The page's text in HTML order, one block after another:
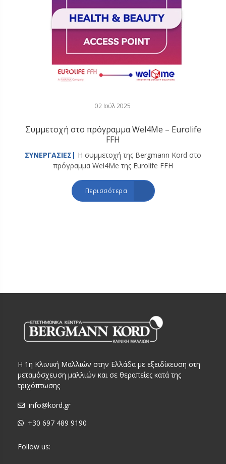
02 Ιούλ 2025
Συμμετοχή στο πρόγραμμα Wel4Me – Eurolife
FFH
ΣΥΝΕΡΓΑΣΙΕΣ| Η συμμετοχή της Bergmann Kord στο
πρόγραμμα Wel4Me της Eurolife FFH
Περισσότερα
Η 1η Κλινική Μαλλιών στην Ελλάδα με εξειδίκευση στη
μεταμόσχευση μαλλιών και σε θεραπείες κατά της
τριχόπτωσης
info@kord.gr
+30 697 489 9190
Follow us: